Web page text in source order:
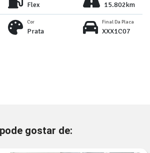
Flex 15.802km
Cor
Prata
Final Da Placa
XXX1C07
gostar de: